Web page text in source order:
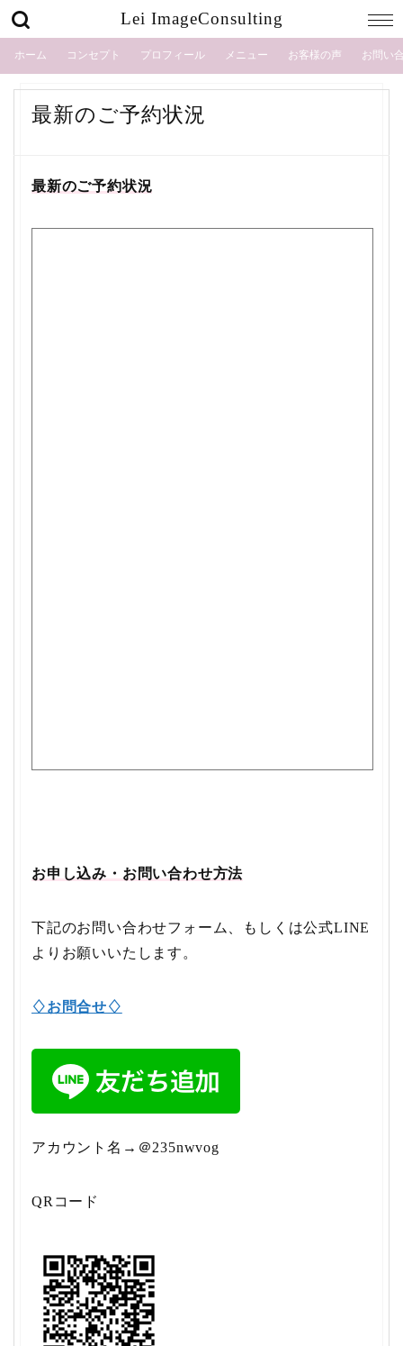
Lei ImageConsulting
ホーム コンセプト プロフィール メニュー お客様の声 お問い
最新のご予約状況
最新のご予約状況
お申し込み・お問い合わせ方法
下記のお問い合わせフォーム、もしくは公式LINE
よりお願いいたします。
♢お問合せ♢
アカウント名→＠235nwvog
QRコード